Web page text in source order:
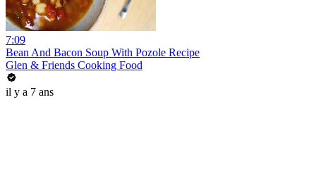
7:09
Bean And Bacon Soup With Pozole Recipe
Glen & Friends Cooking Food
il y a 7 ans